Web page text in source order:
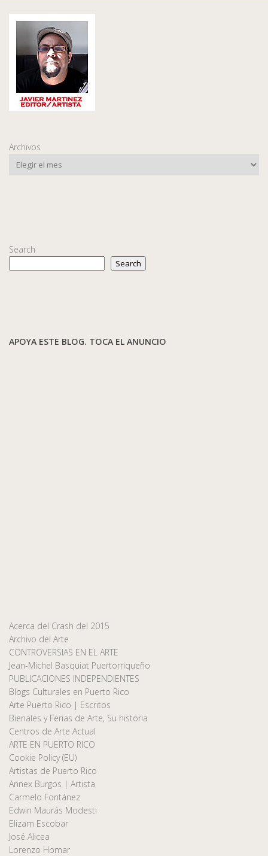
Archivos
Search
Search
APOYA ESTE BLOG. TOCA EL ANUNCIO
Acerca del Crash del 2015
Archivo del Arte
CONTROVERSIAS EN EL ARTE
Jean-Michel Basquiat Puertorriqueño
PUBLICACIONES INDEPENDIENTES
Blogs Culturales en Puerto Rico
Arte Puerto Rico | Escritos
Bienales y Ferias de Arte, Su historia
Centros de Arte Actual
ARTE EN PUERTO RICO
Cookie Policy (EU)
Artistas de Puerto Rico
Annex Burgos | Artista
Carmelo Fontánez
Edwin Maurás Modesti
Elizam Escobar
José Alicea
Lorenzo Homar